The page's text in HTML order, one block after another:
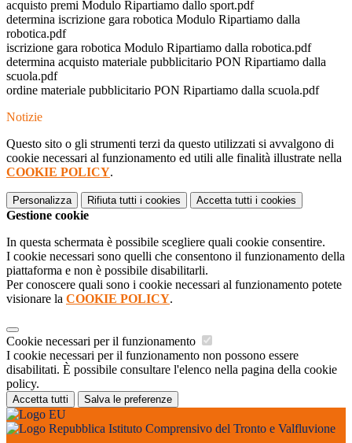
acquisto premi Modulo Ripartiamo dallo sport.pdf
determina iscrizione gara robotica Modulo Ripartiamo dalla
robotica.pdf
iscrizione gara robotica Modulo Ripartiamo dalla robotica.pdf
determina acquisto materiale pubblicitario PON Ripartiamo dalla
scuola.pdf
ordine materiale pubblicitario PON Ripartiamo dalla scuola.pdf
Notizie
Questo sito o gli strumenti terzi da questo utilizzati si avvalgono di
cookie necessari al funzionamento ed utili alle finalità illustrate nella
COOKIE POLICY.
Personalizza Rifiuta tutti i cookies Accetta tutti i cookies
Gestione cookie
In questa schermata è possibile scegliere quali cookie consentire.
I cookie necessari sono quelli che consentono il funzionamento della
piattaforma e non è possibile disabilitarli.
Per conoscere quali sono i cookie necessari al funzionamento potete
visionare la COOKIE POLICY.
Cookie necessari per il funzionamento
I cookie necessari per il funzionamento non possono essere
disabilitati. È possibile consultare l'elenco nella pagina della cookie
policy.
Accetta tutti Salva le preferenze
Istituto Comprensivo del Tronto e Valfluvione